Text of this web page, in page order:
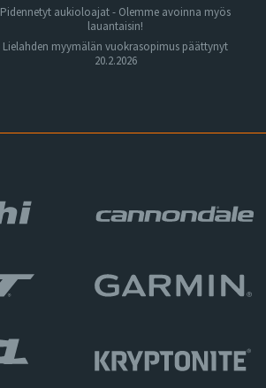
Pidennetyt aukioloajat - Olemme avoinna myös
lauantaisin!
Lielahden myymälän vuokrasopimus päättynyt
20.2.2026